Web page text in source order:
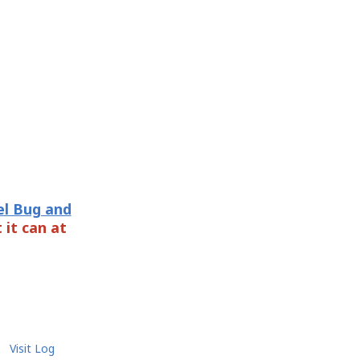
Bug and
it can at
Visit Log